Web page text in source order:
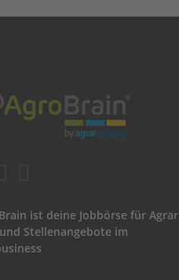
ist deine Jobbörse für Agrar
Stellenangebote im